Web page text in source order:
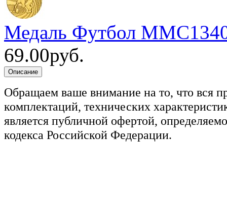
Медаль Футбол
69.00руб.
Обращаем ваше внимание на то, что вся
комплектаций, технических
является публичной офертой,
кодекса Российской Федерации.